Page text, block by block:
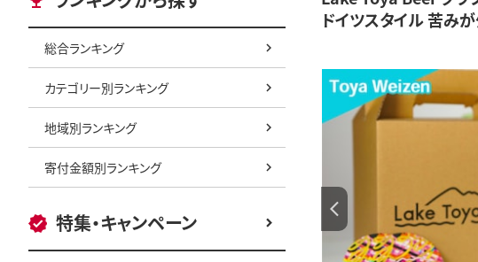
総合ランキング
カテゴリー別ランキング
地域別ランキング
寄付金額別ランキング
特集・キャンペーン
ドイツスタイル 苦み